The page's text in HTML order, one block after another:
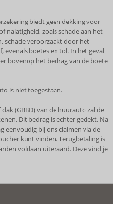
biedt geen dekking voor
nalatigheid, zoals schade aan het
schade veroorzaakt door het
evenals boetes en tol. In het geval
bovenop het bedrag van de boete
is niet toegestaan.
(GBBD) van de huurauto zal de
Dit bedrag is echter gedekt. Na
eenvoudig bij ons claimen via de
kunt vinden. Terugbetaling is
voldaan uiteraard. Deze vind je